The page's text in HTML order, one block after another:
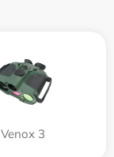
Venox 3